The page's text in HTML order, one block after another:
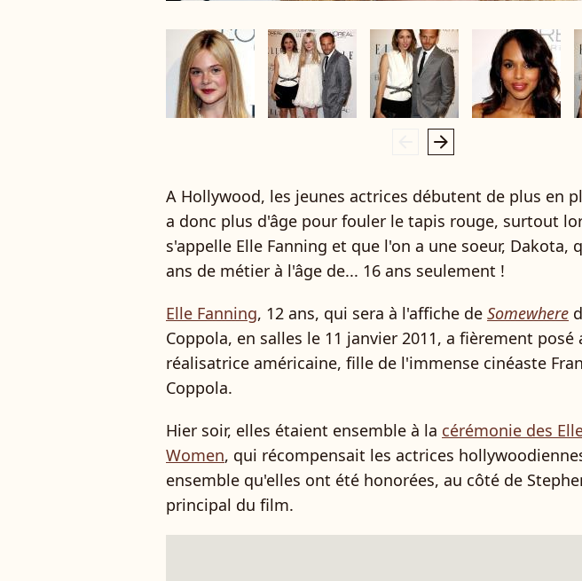
arrow_right
A Hollywood, les jeunes actrices débutent de plus en
a donc plus d'âge pour fouler le tapis rouge, surtout
s'appelle Elle Fanning et que l'on a une soeur, Dakota,
ans de métier à l'âge de... 16 ans seulement !
Elle Fanning, 12 ans, qui sera à l'affiche de Somewhere
Coppola, en salles le 11 janvier 2011, a fièrement posé
réalisatrice américaine, fille de l'immense cinéaste
Coppola.
Hier soir, elles étaient ensemble à la cérémonie des
Women, qui récompensait les actrices
ensemble qu'elles ont été honorées, au côté de
principal du film.